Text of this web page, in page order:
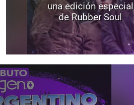
una edición especial
de Rubber Soul